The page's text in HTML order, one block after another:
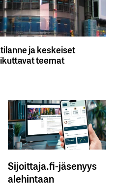
ja keskeiset
teemat
Sijoittaja.fi-jäsenyys
alehintaan